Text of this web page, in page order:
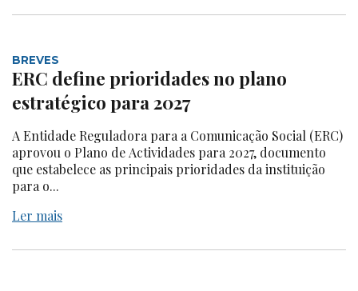
BREVES
ERC define prioridades no plano
estratégico para 2027
A Entidade Reguladora para a Comunicação Social (ERC)
aprovou o Plano de Actividades para 2027, documento
que estabelece as principais prioridades da instituição
para o...
Ler mais